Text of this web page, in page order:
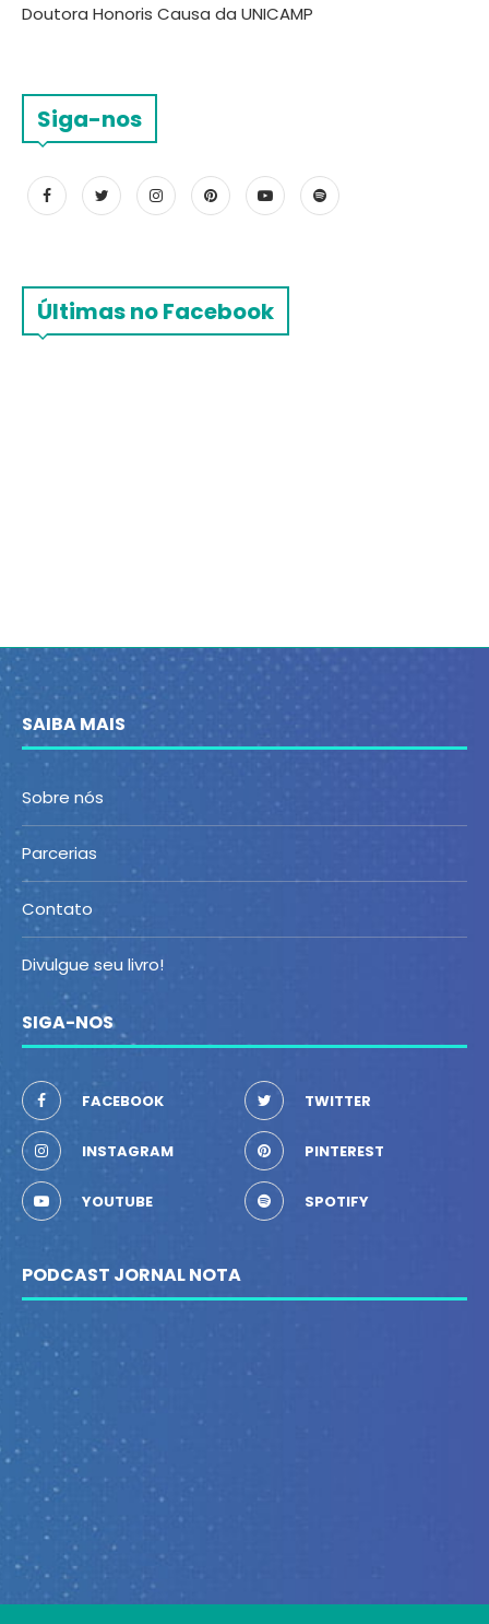
Doutora Honoris Causa da UNICAMP
Siga-nos
Últimas no Facebook
SAIBA MAIS
Sobre nós
Parcerias
Contato
Divulgue seu livro!
SIGA-NOS
FACEBOOK TWITTER
INSTAGRAM PINTEREST
YOUTUBE SPOTIFY
PODCAST JORNAL NOTA